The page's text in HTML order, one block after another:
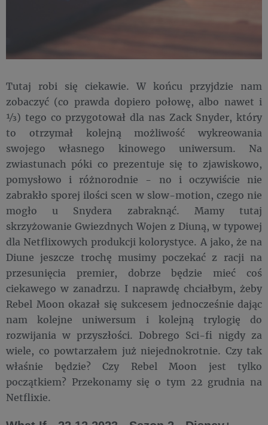
Tutaj robi się ciekawie. W końcu przyjdzie nam
zobaczyć (co prawda dopiero połowę, albo nawet i
⅓) tego co przygotował dla nas Zack Snyder, który
to otrzymał kolejną możliwość wykreowania
swojego własnego kinowego uniwersum. Na
zwiastunach póki co prezentuje się to zjawiskowo,
pomysłowo i różnorodnie - no i oczywiście nie
zabrakło sporej ilości scen w slow-motion, czego nie
mogło u Snydera zabraknąć. Mamy tutaj
skrzyżowanie Gwiezdnych Wojen z Diuną, w typowej
dla Netflixowych produkcji kolorystyce. A jako, że na
Diune jeszcze trochę musimy poczekać z racji na
przesunięcia premier, dobrze będzie mieć coś
ciekawego w zanadrzu. I naprawdę chciałbym, żeby
Rebel Moon okazał się sukcesem jednocześnie dając
nam kolejne uniwersum i kolejną trylogię do
rozwijania w przyszłości. Dobrego Sci-fi nigdy za
wiele, co powtarzałem już niejednokrotnie. Czy tak
właśnie będzie? Czy Rebel Moon jest tylko
początkiem? Przekonamy się o tym 22 grudnia na
Netflixie.